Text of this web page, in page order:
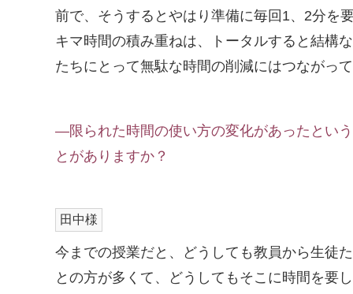
前で、そうするとやはり準備に毎回1、2分を
キマ時間の積み重ねは、トータルすると結構
たちにとって無駄な時間の削減にはつながっ
―限られた時間の使い方の変化があったとい
とがありますか？
田中様
今までの授業だと、どうしても教員から生徒
との方が多くて、どうしてもそこに時間を要